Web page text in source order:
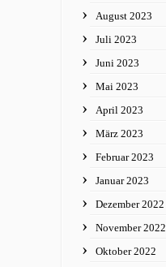
August 2023
Juli 2023
Juni 2023
Mai 2023
April 2023
März 2023
Februar 2023
Januar 2023
Dezember 2022
November 2022
Oktober 2022